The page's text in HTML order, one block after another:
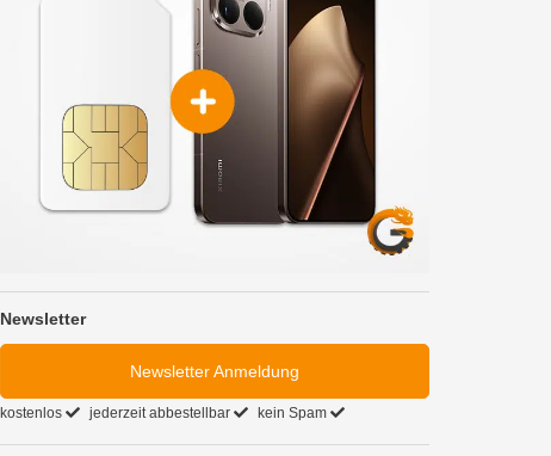
Newsletter
Newsletter Anmeldung
kostenlos jederzeit abbestellbar kein Spam